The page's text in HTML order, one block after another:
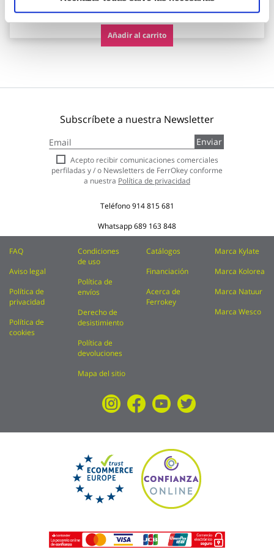
Añadir al carrito
Subscríbete a nuestra Newsletter
a
nuestro
boletín
de
Enviar
Acepto recibir comunicaciones comerciales
perfiladas y / o Newsletters de FerrOkey conforme
a nuestra Política de privacidad
Teléfono914 815 681
Whatsapp689 163 848
FAQ
Aviso legal
Política de
privacidad
Política de
cookies
Condiciones
de uso
Política de
envíos
Derecho de
desistimiento
Política de
devoluciones
Mapa del sitio
Catálogos
Financiación
Acerca de
Ferrokey
Marca Kylate
Marca Kolorea
Marca Natuur
Marca Wesco